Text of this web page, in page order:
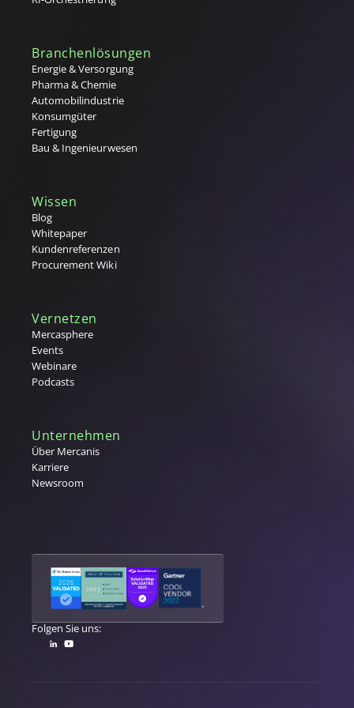
Rahmenvereinbarung
Rahmenvertrag (MSA)
RFx-Prozesse (RFI, RFQ, RFP)
S
Single Sourcing
Source to Contract (S2C)
Strategischer Einkauf
Supplier Lifecycle Management (SLM)
Supplier Relationship Management (SRM)
T
U
V
Vergabe
Warengruppe
Warengruppenmanagement
Warenwirtschaftssystem (WaWi)
X
Z
Branchenlösungen
Energie & Versorgung
Pharma & Chemie
Automobilindustrie
Konsumgüter
Fertigung
Bau & Ingenieurwesen
Wissen
Blog
Whitepaper
Kundenreferenzen
Procurement Wiki
Vernetzen
Mercasphere
Events
Webinare
Podcasts
Unternehmen
Über Mercanis
Karriere
Newsroom
Folgen Sie uns: